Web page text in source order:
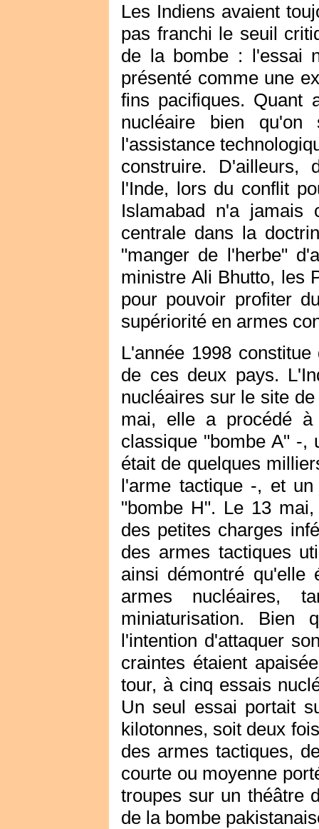
Les Indiens avaient
pas franchi le seuil
de la bombe : l'essai
présenté comme une
fins pacifiques. Quant
nucléaire bien
l'assistance
construire. D'ailleurs,
l'Inde, lors du conflit
Islamabad n'a jamais
centrale dans la
"manger de l'herbe"
ministre Ali Bhutto, les
pour pouvoir profiter
supériorité en armes
L'année 1998
de ces deux pays.
nucléaires sur le site
mai, elle a procédé
classique "bombe A" -,
était de quelques
l'arme tactique -, et
"bombe H". Le 13
des petites charges
des armes tactiques
ainsi démontré qu'elle
armes nucléaires,
miniaturisation. Bien
l'intention d'attaquer
craintes étaient
tour, à cinq essais
Un seul essai portait
kilotonnes, soit deux
des armes tactiques,
courte ou moyenne
troupes sur un théâtre
de la bombe